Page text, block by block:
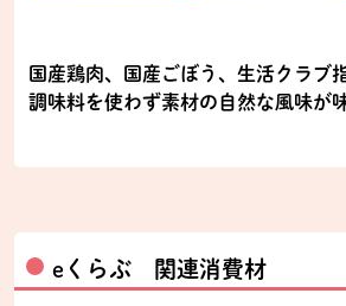
国産鶏肉、国産ごぼう、生活クラブ
調味料を使わず素材の自然な風味が
eくらぶ 関連消費材